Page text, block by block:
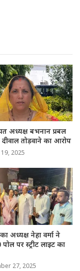
अध्यक्ष बभनान प्रबल
दीवाल तोड़वाने का आरोप
2025
अध्यक्ष नेहा वर्मा ने
पर स्ट्रीट लाइट का
27, 2025